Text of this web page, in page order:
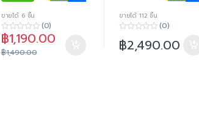
ขายได้ 6 ชิ้น
0
o
u
(0)
฿1,190.00
฿1,490.00
ขายได้ 112 ชิ้น
o
u
(0)
฿2,490.00